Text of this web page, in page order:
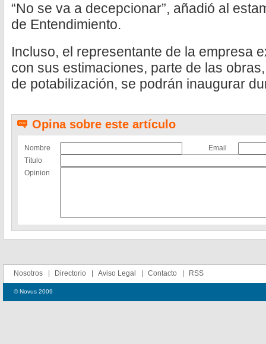
“No se va a decepcionar”, añadió al
de Entendimiento.
Incluso, el representante de la empresa
con sus estimaciones, parte de las
de potabilización, se podrán inaugurar
Opina sobre este artículo
Nombre
Email
Título
Opinion
Nosotros Directorio Aviso Legal Contacto RSS
© Novus 2009